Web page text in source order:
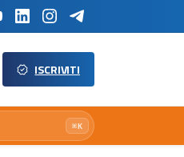
ISCRIVITI
⌘K